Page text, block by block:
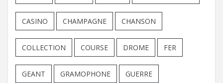
CASINO CHAMPAGNE CHANSON
COLLECTION COURSE DROME FER
GEANT GRAMOPHONE GUERRE